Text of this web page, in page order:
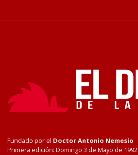
Fundado por el Doctor Antonio Nemesio
Primera edición: Domingo 3 de Mayo de 1992